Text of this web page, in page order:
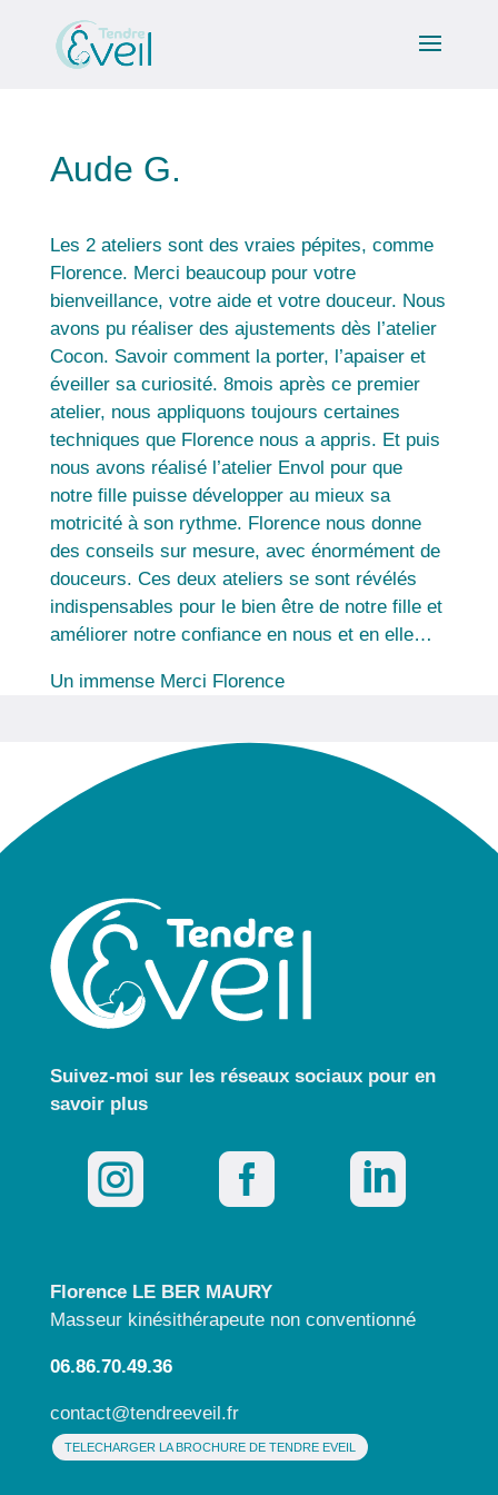
Aude G.
Les 2 ateliers sont des vraies pépites, comme
Florence. Merci beaucoup pour votre
bienveillance, votre aide et votre douceur. Nous
avons pu réaliser des ajustements dès l’atelier
Cocon. Savoir comment la porter, l’apaiser et
éveiller sa curiosité. 8mois après ce premier
atelier, nous appliquons toujours certaines
techniques que Florence nous a appris. Et puis
nous avons réalisé l’atelier Envol pour que
notre fille puisse développer au mieux sa
motricité à son rythme. Florence nous donne
des conseils sur mesure, avec énormément de
douceurs. Ces deux ateliers se sont révélés
indispensables pour le bien être de notre fille et
améliorer notre confiance en nous et en elle…
Un immense Merci Florence
Suivez-moi sur les réseaux sociaux pouren
savoir plus
  
Florence LE BER MAURY
Masseur kinésithérapeute non conventionné
06.86.70.49.36
contact@tendreeveil.fr
TELECHARGER LA BROCHURE DE TENDRE EVEIL